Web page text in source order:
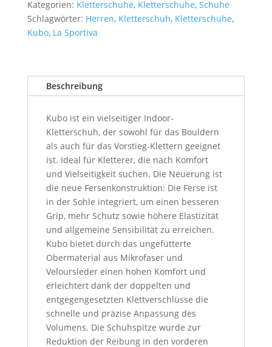
Kategorien: Kletterschuhe, Kletterschuhe, Schuhe
Schlagwörter: Herren, Kletterschuh, Kletterschuhe,
Kubo, La Sportiva
Beschreibung
Kubo ist ein vielseitiger Indoor-
Kletterschuh, der sowohl für das Bouldern
als auch für das Vorstieg-Klettern geeignet
ist. Ideal für Kletterer, die nach Komfort
und Vielseitigkeit suchen. Die Neuerung ist
die neue Fersenkonstruktion: Die Ferse ist
in der Sohle integriert, um einen besseren
Grip, mehr Schutz sowie höhere Elastizität
und allgemeine Sensibilität zu erreichen.
Kubo bietet durch das ungefütterte
Obermaterial aus Mikrofaser und
Veloursleder einen hohen Komfort und
erleichtert dank der doppelten und
entgegengesetzten Klettverschlüsse die
schnelle und präzise Anpassung des
Volumens. Die Schuhspitze wurde zur
Reduktion der Reibung in den vorderen